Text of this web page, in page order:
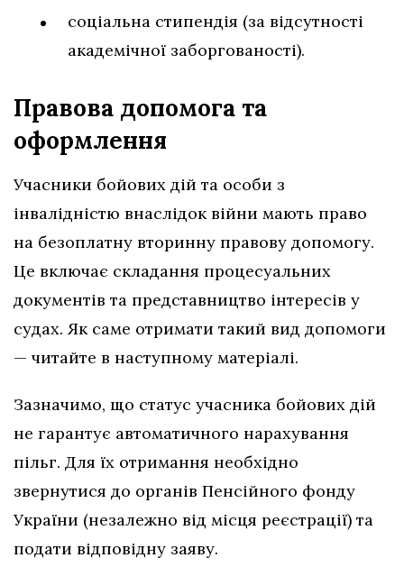
соціальна стипендія (за відсутності
академічної заборгованості).
Правова допомога та
оформлення
Учасники бойових дій та особи з
інвалідністю внаслідок війни мають право
на безоплатну вторинну правову допомогу.
Це включає складання процесуальних
документів та представництво інтересів у
судах. Як саме отримати такий вид допомоги
— читайте в наступному матеріалі.
Зазначимо, що статус учасника бойових дій
не гарантує автоматичного нарахування
пільг. Для їх отримання необхідно
звернутися до органів Пенсійного фонду
України (незалежно від місця реєстрації) та
подати відповідну заяву.